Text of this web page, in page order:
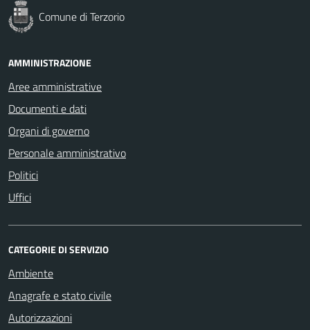
Comune di Terzorio
AMMINISTRAZIONE
Aree amministrative
Documenti e dati
Organi di governo
Personale amministrativo
Politici
Uffici
CATEGORIE DI SERVIZIO
Ambiente
Anagrafe e stato civile
Autorizzazioni